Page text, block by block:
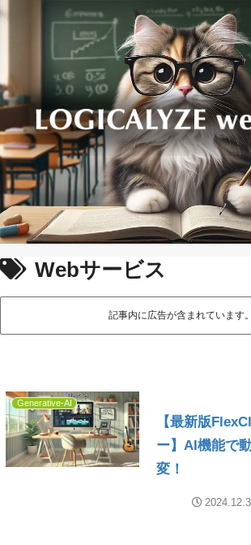
Webサービス
記事内に広告が含まれています。
Generative-AI
【最新版
ー】AI機能で
変！